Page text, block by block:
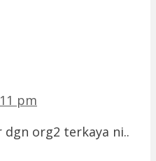
pm
org2 terkaya ni..